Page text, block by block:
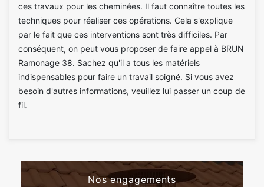
ces travaux pour les cheminées. Il faut connaître toutes les
techniques pour réaliser ces opérations. Cela s'explique
par le fait que ces interventions sont très difficiles. Par
conséquent, on peut vous proposer de faire appel à BRUN
Ramonage 38. Sachez qu'il a tous les matériels
indispensables pour faire un travail soigné. Si vous avez
besoin d'autres informations, veuillez lui passer un coup de
fil.
Nos engagements